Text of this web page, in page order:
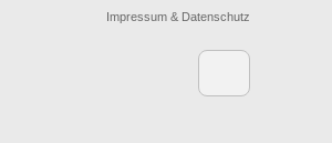
Impressum & Datenschutz